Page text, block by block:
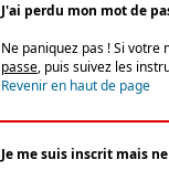
J'ai perdu mon mot de
Ne paniquez pas ! Si
passe, puis suivez les
Revenir en haut de page
Je me suis inscrit mais